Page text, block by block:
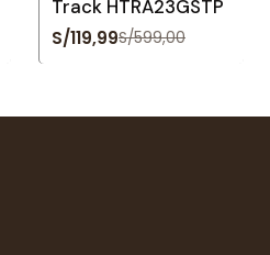
Track HTRA23GSTP
S/119,99S/599,00